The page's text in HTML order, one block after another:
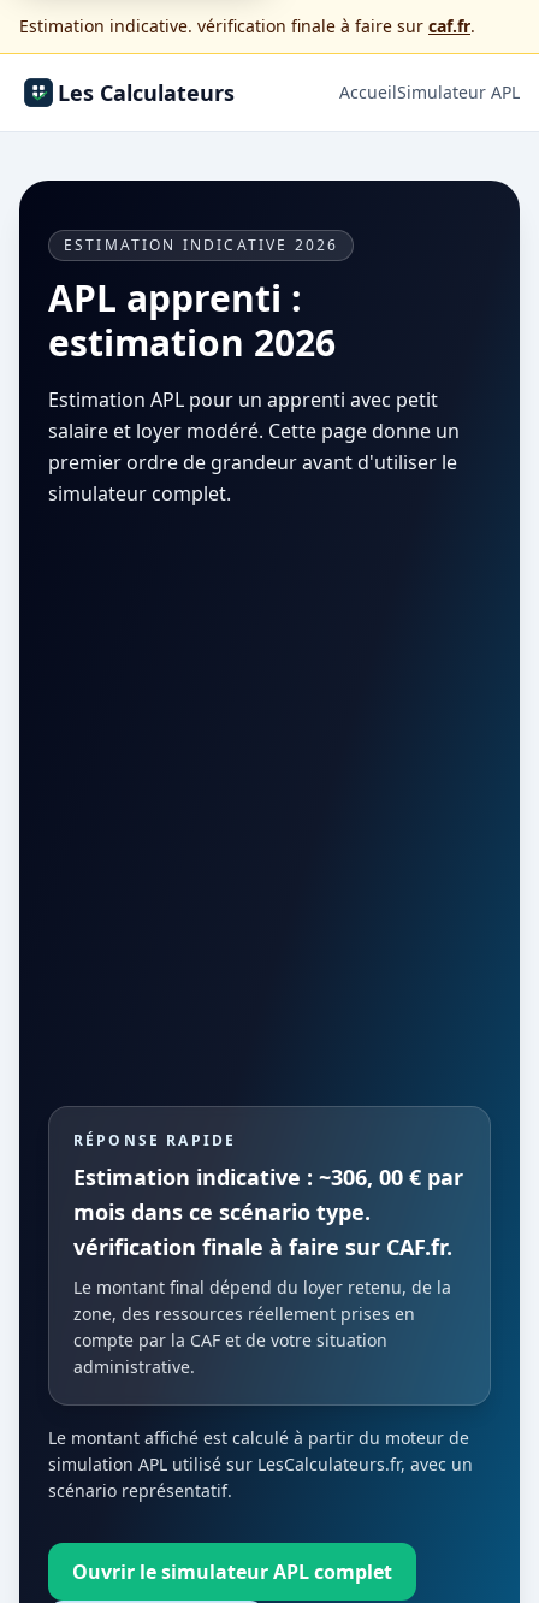
Estimation indicative. vérification finale à faire sur caf.fr.
Les Calculateurs AccueilSimulateur APL
ESTIMATION INDICATIVE 2026
APL apprenti :
estimation 2026
Estimation APL pour un apprenti avec petit
salaire et loyer modéré. Cette page donne un
premier ordre de grandeur avant d'utiliser le
simulateur complet.
RÉPONSE RAPIDE
Estimation indicative : ~306, 00 € par
mois dans ce scénario type.
vérification finale à faire sur CAF.fr.
Le montant final dépend du loyer retenu, de la
zone, des ressources réellement prises en
compte par la CAF et de votre situation
administrative.
Le montant affiché est calculé à partir du moteur de
simulation APL utilisé sur LesCalculateurs.fr, avec un
scénario représentatif.
Ouvrir le simulateur APL complet